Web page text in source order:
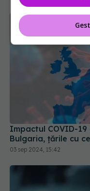
Impactul COVID-19
Bulgaria, țările cu
03 sep 2024, 15:42